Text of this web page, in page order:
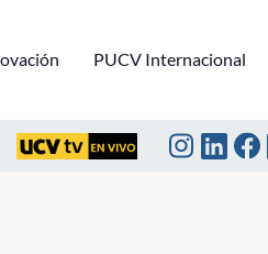
PUCV Internacional